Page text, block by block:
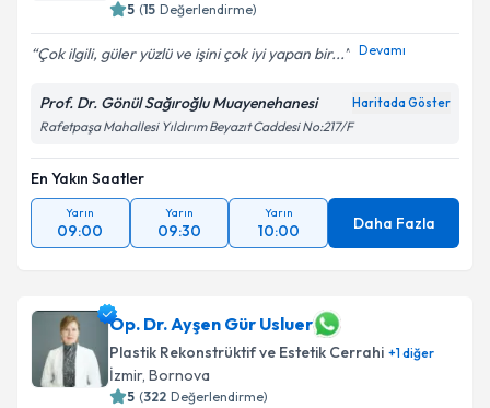
5 (15 Değerlendirme)
Çok ilgili, güler yüzlü ve işini çok iyi yapan bir... Devamı
Prof. Dr. Gönül Sağıroğlu Muayenehanesi Haritada Göster
Rafetpaşa Mahallesi Yıldırım Beyazıt Caddesi No:217/F
En Yakın Saatler
Yarın
09:00
Yarın
09:30
Yarın
10:00 Daha Fazla
Op. Dr. Ayşen Gür Usluer
Plastik Rekonstrüktif ve Estetik Cerrahi +1diğer
İzmir, Bornova
5 (322 Değerlendirme)